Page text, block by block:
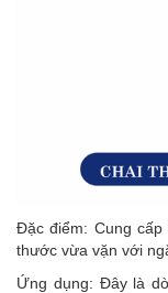
Đặc điểm: Cung
thước vừa vặn với
Ứng dụng: Đây là